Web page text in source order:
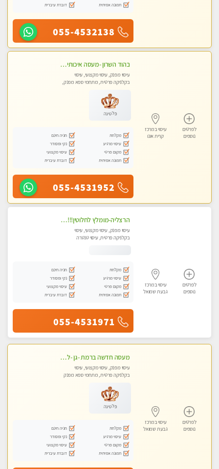
תמונה אמיתית
דוברת עיברית
055-4532138
לפרטים
נוספים
עיסוי במרכז
קרית אונו
בהוד השרון -מעסה איכותית למאסז מקצועי ומפנק לכל שרירי הגוף
עיסוי מפנק, עיסוי מקצועי, עיסוי
בקלניקה פרטית, מתחמי ספא מפנק,
פלטינה
מקלחת
חניה חינם
עיסוי מרגיע
נקי ומסודר
מקום פרטי
עיסוי מקצועי
תמונה אמיתית
דוברת עיברית
055-4531952
לפרטים
נוספים
עיסוי במרכז
גבעת שמואל
הרצליה-מומלץ לחלוטין!!!! כל סוגי העיסויים מעסה מקצועית ואיכותית פרטי!! בנתניה
עיסוי מפנק, עיסוי מקצועי, עיסוי
בקלניקה פרטית, עיסוי טנטרה
מקלחת
חניה חינם
עיסוי מרגיע
נקי ומסודר
מקום פרטי
עיסוי מקצועי
תמונה אמיתית
דוברת עיברית
055-4531971
לפרטים
נוספים
עיסוי במרכז
גבעת שמואל
מעסה חדשה ברמת -גן -לעיסוי מיוחד ואיכותי מקום פרטי ואינטימי ושקט מומלץ לחלוטין!!
עיסוי מפנק, עיסוי מקצועי, עיסוי
בקלניקה פרטית, מתחמי ספא מפנק
פלטינה
מקלחת
חניה חינם
עיסוי מרגיע
נקי ומסודר
מקום פרטי
עיסוי מקצועי
תמונה אמיתית
דוברת עיברית